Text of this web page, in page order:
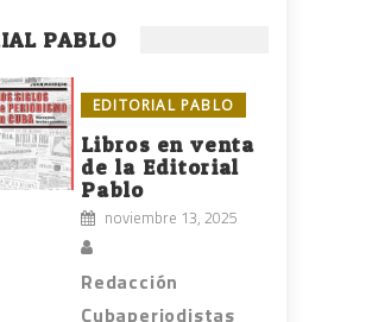
PABLO
EDITORIAL PABLO
Libros en venta
de la Editorial
Pablo
noviembre 13, 2025
Redacción
Cubaperiodistas